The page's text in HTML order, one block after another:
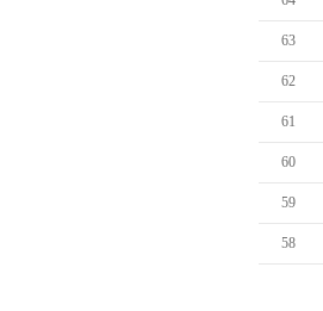
63
62
61
60
59
58